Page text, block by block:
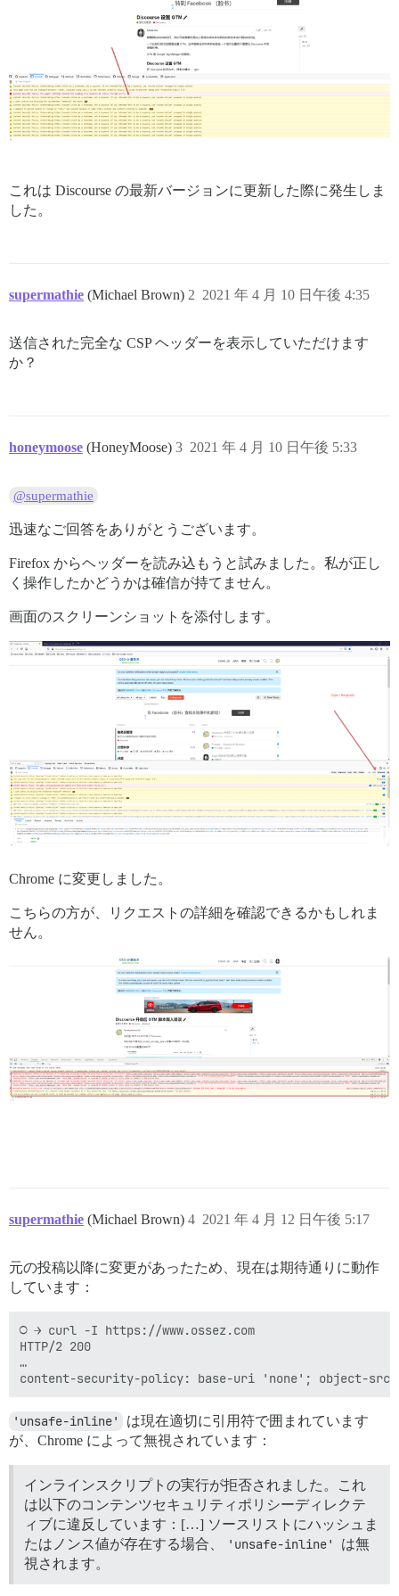
これは Discourse の最新バージョンに更新した際に発生しま
した。
supermathie (Michael Brown) 2021 年 4 月 10 日午後 4:35
2
送信された完全な CSP ヘッダーを表示していただけます
か？
honeymoose (HoneyMoose) 2021 年 4 月 10 日午後 5:33
3
@supermathie
迅速なご回答をありがとうございます。
Firefox からヘッダーを読み込もうと試みました。私が正し
く操作したかどうかは確信が持てません。
画面のスクリーンショットを添付します。
Chrome に変更しました。
こちらの方が、リクエストの詳細を確認できるかもしれま
せん。
supermathie (Michael Brown) 2021 年 4 月 12 日午後 5:17
4
元の投稿以降に変更があったため、現在は期待通りに動作
しています：
○ → curl -I https://www.ossez.com
HTTP/2 200
…
'unsafe-inline'
は現在適切に引用符で囲まれています
が、Chrome によって無視されています：
インラインスクリプトの実行が拒否されました。これ
は以下のコンテンツセキュリティポリシーディレクテ
ィブに違反しています：[…] ソースリストにハッシュま
たはノンス値が存在する場合、
'unsafe-inline'
は無
視されます。